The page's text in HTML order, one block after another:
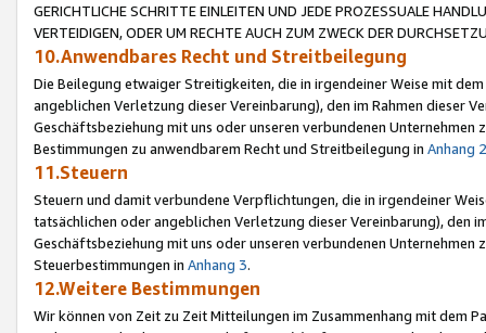
GERICHTLICHE SCHRITTE EINLEITEN UND JEDE PROZESSUALE
VERTEIDIGEN, ODER UM RECHTE AUCH ZUM ZWECK DER
10.Anwendbares Recht und Streitbeilegung
Die Beilegung etwaiger Streitigkeiten, die in irgendeiner Weise mit
angeblichen Verletzung dieser Vereinbarung), den im Rahmen dieser
Geschäftsbeziehung mit uns oder unseren verbundenen
Bestimmungen zu anwendbarem Recht und Streitbeilegung in Anhang 2
11.Steuern
Steuern und damit verbundene Verpflichtungen, die in irgendeiner
tatsächlichen oder angeblichen Verletzung dieser Vereinbarung), den
Geschäftsbeziehung mit uns oder unseren verbundenen
Steuerbestimmungen in Anhang 3.
12.Weitere Bestimmungen
Wir können von Zeit zu Zeit Mitteilungen im Zusammenhang mit dem